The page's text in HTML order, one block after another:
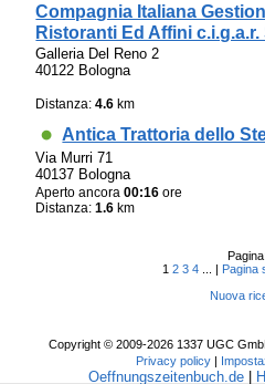
Compagnia Italiana
Ristoranti Ed Affini c.i.g.a.r.
Galleria Del Reno 2
40122 Bologna
Distanza:4.6 km
Antica Trattoria dello
Via Murri 71
40137 Bologna
Aperto ancora00:16 ore
Distanza:1.6 km
Pagina:
1 2 3 4 ... | Pagina
Nuova
Copyright © 2009-2026 1337 UGC
Privacy policy|
Oeffnungszeitenbuch.de